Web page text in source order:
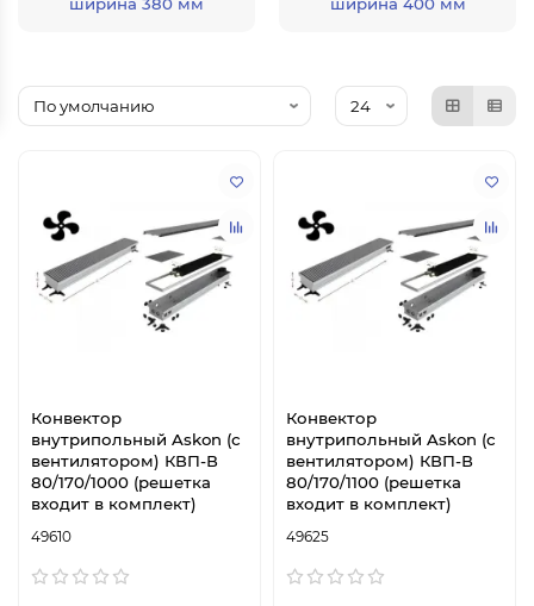
Конвектор
внутрипольный Askon (с
вентилятором) КВП-В
80/170/1000 (решетка
входит в комплект)
49610
Конвектор
внутрипольный Askon (с
вентилятором) КВП-В
80/170/1100 (решетка
входит в комплект)
49625